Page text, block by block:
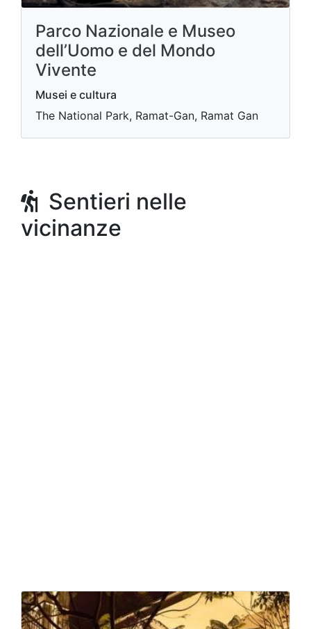
Parco Nazionale e Museo
dell’Uomo e del Mondo
Vivente
Musei e cultura
The National Park, Ramat-Gan, Ramat Gan
Sentieri nelle
vicinanze